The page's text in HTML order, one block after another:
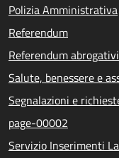
Polizia Amministrativa
Referendum
Referendum
Salute, benessere e
Segnalazioni e
page-00002
Servizio Inserimenti